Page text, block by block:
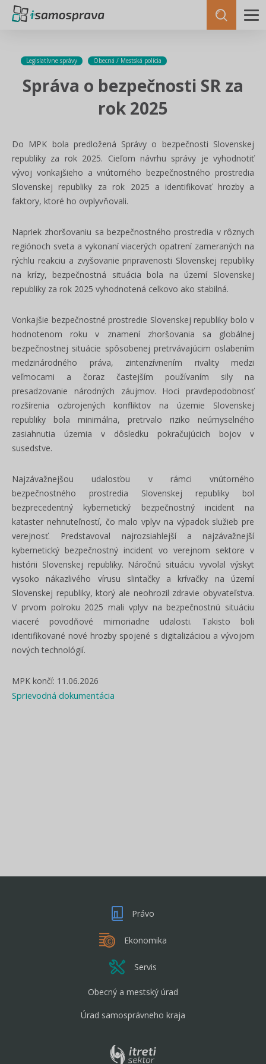
Legislatívne správy Obecná / Mestská polícia
Správa o bezpečnosti SR za
rok 2025
Do MPK bola predložená Správy o bezpečnosti Slovenskej
republiky za rok 2025. Cieľom návrhu správy je vyhodnotiť
vývoj vonkajšieho a vnútorného bezpečnostného prostredia
Slovenskej republiky za rok 2025 a identifikovať hrozby a
faktory, ktoré ho ovplyvňovali.
Napriek zhoršovaniu sa bezpečnostného prostredia v rôznych
regiónoch sveta a vykonaní viacerých opatrení zameraných na
rýchlu reakciu a zvyšovanie pripravenosti Slovenskej republiky
na krízy, bezpečnostná situácia bola na území Slovenskej
republiky za rok 2025 vyhodnotená celkovo ako stabilná.
Vonkajšie bezpečnostné prostredie Slovenskej republiky bolo v
hodnotenom roku v znamení zhoršovania sa globálnej
bezpečnostnej situácie spôsobenej pretrvávajúcim oslabením
medzinárodného práva, zintenzívnením rivality medzi
veľmocami a čoraz častejším používaním sily na
presadzovanie národných záujmov. Hoci pravdepodobnosť
rozšírenia ozbrojených konfliktov na územie Slovenskej
republiky bola minimálna, pretrvalo riziko neúmyselného
zasiahnutia územia v dôsledku pokračujúcich bojov v
susedstve.
Najzávažnejšou udalosťou v rámci vnútorného
bezpečnostného prostredia Slovenskej republiky bol
bezprecedentný kybernetický bezpečnostný incident na
kataster nehnuteľností, čo malo vplyv na výpadok služieb pre
verejnosť. Predstavoval najrozsiahlejší a najzávažnejší
kybernetický bezpečnostný incident vo verejnom sektore v
histórii Slovenskej republiky. Náročnú situáciu vyvolal výskyt
vysoko nákazlivého vírusu slintačky a krívačky na území
Slovenskej republiky, ktorý ale neohrozil zdravie obyvateľstva.
V prvom polroku 2025 mali vplyv na bezpečnostnú situáciu
viaceré povodňové mimoriadne udalosti. Takisto boli
identifikované nové hrozby spojené s digitalizáciou a vývojom
nových technológií.
MPK končí: 11.06.2026
Sprievodná dokumentácia
Právo
Ekonomika
Servis
Obecný a mestský úrad
Úrad samosprávneho kraja